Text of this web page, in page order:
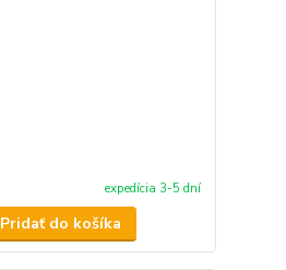
expedícia 3-5 dní
Pridať do košíka